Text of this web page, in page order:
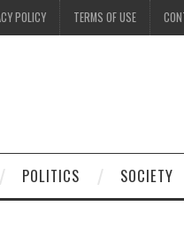
POLICY TERMS OF USE
POLITICS SOCIETY